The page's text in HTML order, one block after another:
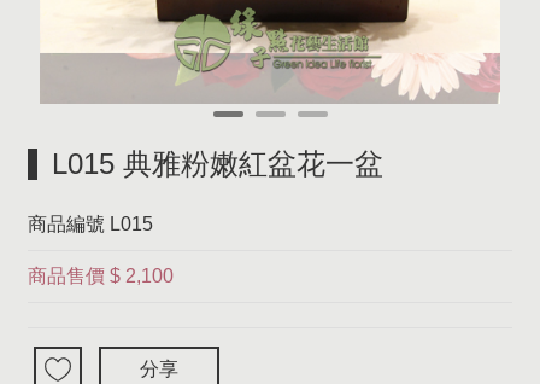
L015 典雅粉嫩紅盆花一盆
商品編號 L015
商品售價 $ 2,100
分享